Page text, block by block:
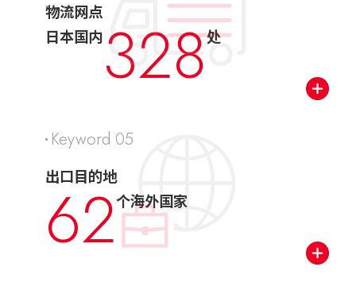
物流网点
日本国内328处
Keyword 05
出口目的地
62个海外国家